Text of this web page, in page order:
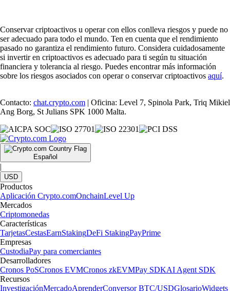
Conservar criptoactivos u operar con ellos conlleva riesgos y puede no
ser adecuado para todo el mundo. Ten en cuenta que el rendimiento
pasado no garantiza el rendimiento futuro. Considera cuidadosamente
si invertir en criptoactivos es adecuado para ti según tu situación
financiera y tolerancia al riesgo. Puedes encontrar más información
sobre los riesgos asociados con operar o conservar criptoactivos aquí.
Contacto: chat.crypto.com | Oficina: Level 7, Spinola Park, Triq Mikiel
Ang Borg, St Julians SPK 1000 Malta.
Español
|
USD
Productos
Aplicación Crypto.comOnchainLevel Up
Mercados
Criptomonedas
Características
TarjetasCestasEarnStakingDeFi StakingPayPrime
Empresas
CustodiaPay para comerciantes
Desarrolladores
Cronos PoSCronos EVMCronos zkEVMPay SDKAI Agent SDK
Recursos
InvestigaciónMercadoAprenderConversor BTC/USDGlosarioWidgets